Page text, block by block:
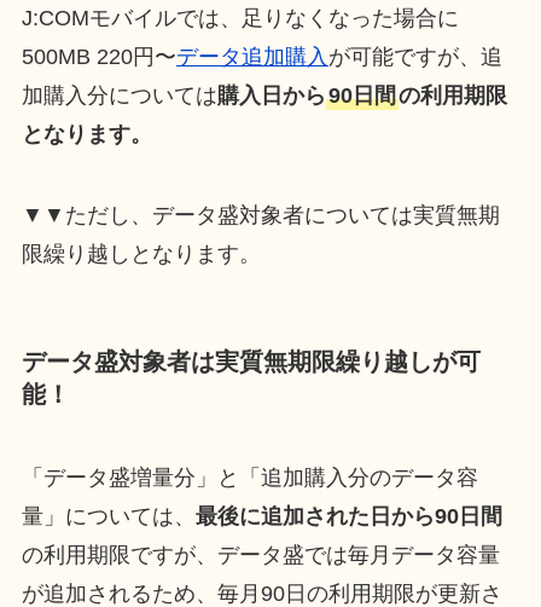
J:COMモバイルでは、足りなくなった場合に
500MB 220円〜データ追加購入 が可能ですが、追
加購入分については購入日から90日間の利用期限
となります。
▼▼ただし、データ盛対象者については実質無期
限繰り越しとなります。
データ盛対象者は実質無期限繰り越しが可
能！
「データ盛増量分」と「追加購入分のデータ容
量」については、 最後に追加された日から90日間
の利用期限ですが、データ盛では毎月データ容量
が追加されるため、毎月90日の利用期限が更新さ